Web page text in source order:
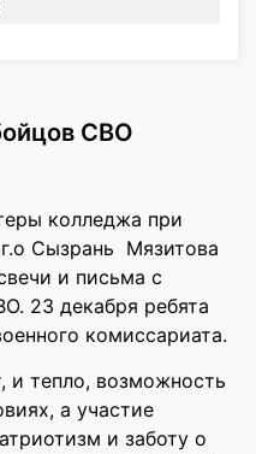
СВО
колледжа при
Сызрань Мязитова
и письма с
23 декабря ребята
комиссариата.
и тепло, возможность
а участие
и заботу о